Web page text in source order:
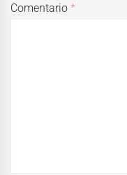
Comentario*